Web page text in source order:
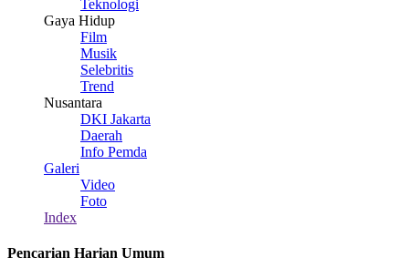
Teknologi
Gaya Hidup
Film
Musik
Selebritis
Trend
Nusantara
DKI Jakarta
Daerah
Info Pemda
Galeri
Video
Foto
Index
Pencarian Harian Umum